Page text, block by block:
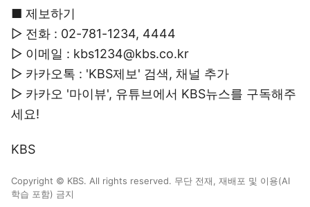
■ 제보하기
▷ 전화 : 02-781-1234, 4444
▷ 이메일 : kbs1234@kbs.co.kr
▷ 카카오톡 : 'KBS제보' 검색, 채널 추가
▷ 카카오 '마이뷰', 유튜브에서 KBS뉴스를 구독해주
세요!
KBS
Copyright © KBS. All rights reserved. 무단 전재, 재배포 및 이용(AI
학습 포함) 금지